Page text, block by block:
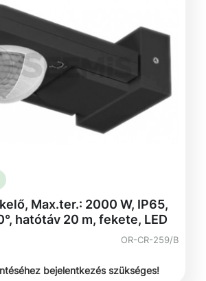
Max.ter.: 2000 W, IP65,
hatótáv 20 m, fekete, LED
OR-CR-259/B
bejelentkezés szükséges!